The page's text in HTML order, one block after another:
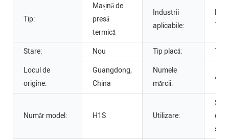
Tip:
Mașină de
presă
termică
Industrii
aplicabile:
Stare: Nou Tip placă:
Locul de
origine:
Guangdong,
China
Numele
mărcii:
Număr model: H1S Utilizare: